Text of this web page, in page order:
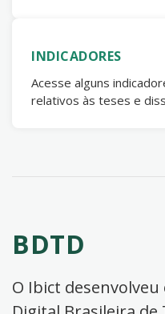
INDICADORES
Acesse alguns
relativos às teses e
BDTD
O Ibict